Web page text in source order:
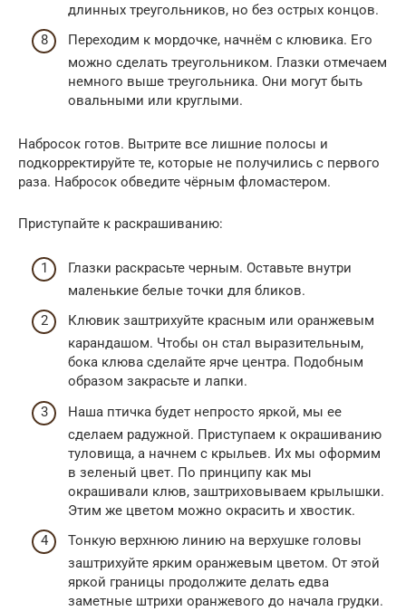
длинных треугольников, но без острых концов.
Переходим к мордочке, начнём с клювика. Его
можно сделать треугольником. Глазки отмечаем
немного выше треугольника. Они могут быть
овальными или круглыми.
Набросок готов. Вытрите все лишние полосы и
подкорректируйте те, которые не получились с первого
раза. Набросок обведите чёрным фломастером.
Приступайте к раскрашиванию:
Глазки раскрасьте черным. Оставьте внутри
маленькие белые точки для бликов.
Клювик заштрихуйте красным или оранжевым
карандашом. Чтобы он стал выразительным,
бока клюва сделайте ярче центра. Подобным
образом закрасьте и лапки.
Наша птичка будет непросто яркой, мы ее
сделаем радужной. Приступаем к окрашиванию
туловища, а начнем с крыльев. Их мы оформим
в зеленый цвет. По принципу как мы
окрашивали клюв, заштриховываем крылышки.
Этим же цветом можно окрасить и хвостик.
Тонкую верхнюю линию на верхушке головы
заштрихуйте ярким оранжевым цветом. От этой
яркой границы продолжите делать едва
заметные штрихи оранжевого до начала грудки.